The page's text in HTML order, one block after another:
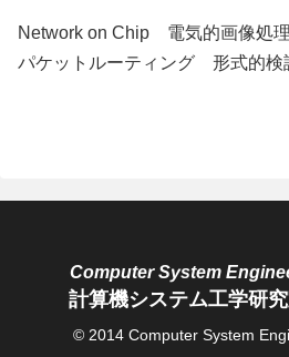
Network on Chip 電気的画像処
パケットルーティング 形式的検
計算機システム工学研
© 2014 Computer System